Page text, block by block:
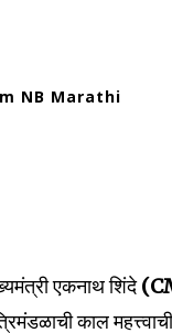
our
NB Marathi
एकनाथ शिंदे
काल